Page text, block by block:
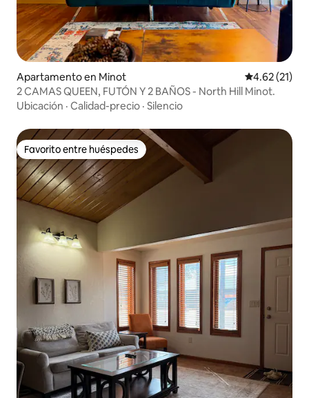
Apartamento en Minot Calificación
4.62 (21)
2 CAMAS QUEEN, FUTÓN Y 2 BAÑOS - North Hill Minot.
Ubicación · Calidad-precio · Silencio
Favorito entre huéspedes
Favorito entre huéspedes